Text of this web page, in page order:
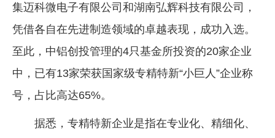
集迈科微电子有限公司和湖南弘辉科技有限公司，
凭借各自在先进制造领域的卓越表现，成功入选。
至此，中铝创投管理的4只基金所投资的20家企业
中，已有13家荣获国家级专精特新“小巨人”企业称
号，占比高达65%。
据悉，专精特新企业是指在专业化、精细化、